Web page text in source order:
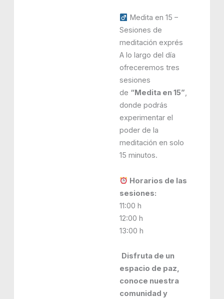
Medita en 15 –
Sesiones de
meditación exprés
A lo largo del día
ofreceremos tres
sesiones
de “Medita en 15”,
donde podrás
experimentar el
poder de la
meditación en solo
15 minutos.
Horarios de las
sesiones:
11:00 h
12:00 h
13:00 h
Disfruta de un
espacio de paz,
conoce nuestra
comunidad y